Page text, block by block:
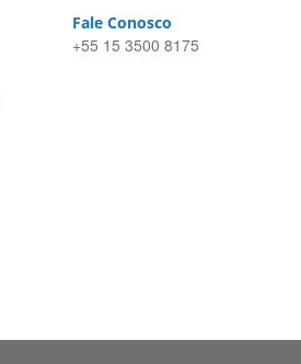
Fale Conosco
+55 15 3500 8175